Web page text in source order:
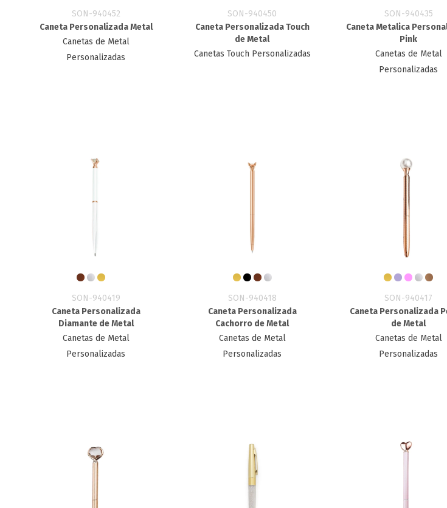
SON-940452
Caneta Personalizada Metal
Canetas de Metal
Personalizadas
SON-940450
Caneta Personalizada Touch
de Metal
Canetas Touch Personalizadas
SON-940435
Caneta Metalica
Pink
Canetas de Metal
Personalizadas
SON-940419
Caneta Personalizada
Diamante de Metal
Canetas de Metal
Personalizadas
SON-940418
Caneta Personalizada
Cachorro de Metal
Canetas de Metal
Personalizadas
SON-940417
Caneta Personalizada
de Metal
Canetas de Metal
Personalizadas